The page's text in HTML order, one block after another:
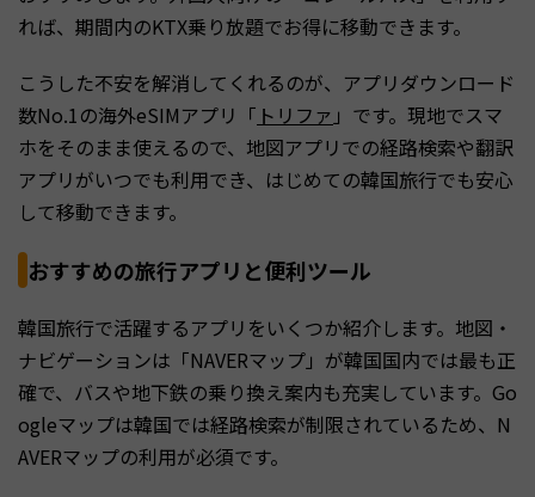
れば、期間内のKTX乗り放題でお得に移動できます。
こうした不安を解消してくれるのが、アプリダウンロード
数No.1の海外eSIMアプリ「 トリファ 」です。現地でスマ
ホをそのまま使えるので、地図アプリでの経路検索や翻訳
アプリがいつでも利用でき、はじめての韓国旅行でも安心
して移動できます。
おすすめの旅行アプリと便利ツール
韓国旅行で活躍するアプリをいくつか紹介します。地図・
ナビゲーションは「NAVERマップ」が韓国国内では最も正
確で、バスや地下鉄の乗り換え案内も充実しています。Go
ogleマップは韓国では経路検索が制限されているため、N
AVERマップの利用が必須です。